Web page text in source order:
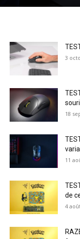
3
18
11
de
4